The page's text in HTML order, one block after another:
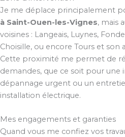
Je me déplace principalement
à Saint-Ouen-les-Vignes, mais
voisines : Langeais, Luynes,
Choisille, ou encore Tours et son
Cette proximité me permet de
demandes, que ce soit pour une
dépannage urgent ou un
installation électrique.
Mes engagements et garanties
Quand vous me confiez vos